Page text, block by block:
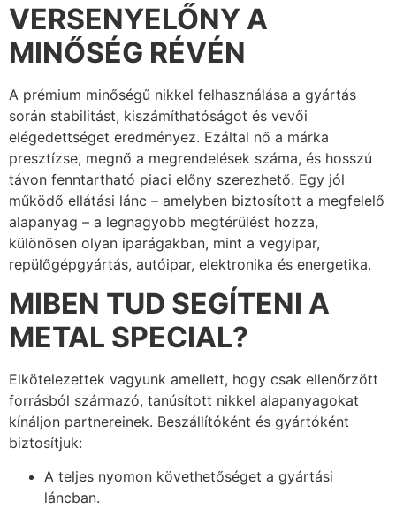
VERSENYELŐNY A
MINŐSÉG RÉVÉN
A prémium minőségű nikkel felhasználása a gyártás
során stabilitást, kiszámíthatóságot és vevői
elégedettséget eredményez. Ezáltal nő a márka
presztízse, megnő a megrendelések száma, és hosszú
távon fenntartható piaci előny szerezhető. Egy jól
működő ellátási lánc – amelyben biztosított a megfelelő
alapanyag – a legnagyobb megtérülést hozza,
különösen olyan iparágakban, mint a vegyipar,
repülőgépgyártás, autóipar, elektronika és energetika.
MIBEN TUD SEGÍTENI A
METAL SPECIAL?
Elkötelezettek vagyunk amellett, hogy csak ellenőrzött
forrásból származó, tanúsított nikkel alapanyagokat
kínáljon partnereinek. Beszállítóként és gyártóként
biztosítjuk:
A teljes nyomon követhetőséget a gyártási
láncban.